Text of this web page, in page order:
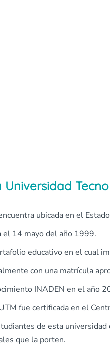
Universidad
ubicada en el
el 14 mayo del año 1999.
educativo en el cual
con una matrícula
INADEN en el año
fue certificada en el
de esta universidad
que la porten.